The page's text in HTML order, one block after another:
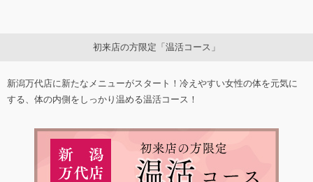
初来店の方限定「温活コース」
新潟万代店に新たなメニューがスタート！冷えやすい女性の体を元気に
する、体の内側をしっかり温める温活コース！